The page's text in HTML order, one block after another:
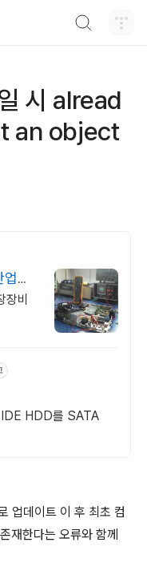
시 alread
an object
자
비
IDE HDD를 SATA
업데이트 이 후 최초 컴
재한다는 오류와 함께